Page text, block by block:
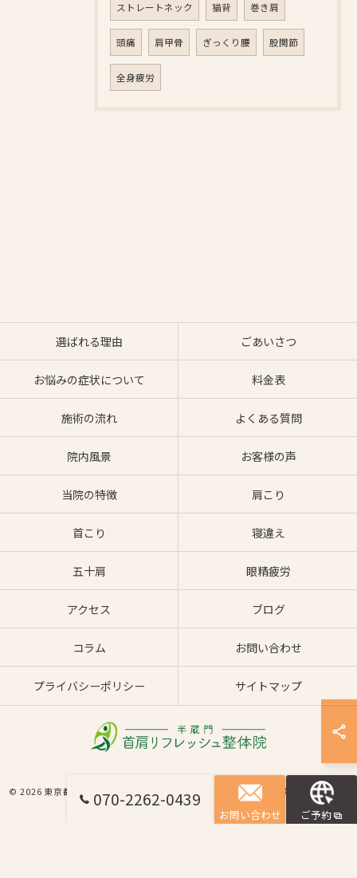
ストレートネック 猫背 巻き肩
頭痛 肩甲骨 ぎっくり腰 股関節
全身疲労
070-2262-0439
お問い合わせ ご予約
選ばれる理由 ごあいさつ
お悩みの症状について 料金表
施術の流れ よくある質問
院内風景 お客様の声
当院の特徴 肩こり
首こり 寝違え
五十肩 眼精疲労
アクセス ブログ
コラム お問い合わせ
プライバシーポリシー サイトマップ
© 2026 東京都半蔵門の整体なら半蔵門 首肩リフレッシュ整体院 ALL RIGHTS
RESERVED.